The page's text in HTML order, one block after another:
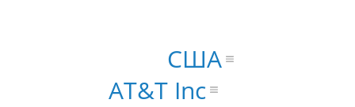
AT&T Inc
США